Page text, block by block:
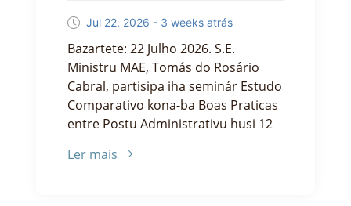
Jul 22, 2026 - 3 weeks atrás
Bazartete: 22 Julho 2026. S.E.
Ministru MAE, Tomás do Rosário
Cabral, partisipa iha seminár Estudo
Comparativo kona-ba Boas Praticas
entre Postu Administrativu husi 12
Ler mais